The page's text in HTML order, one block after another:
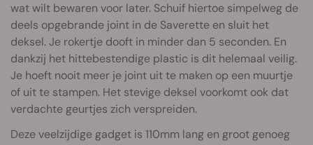
wat wilt bewaren voor later. Schuif hiertoe simpelweg de
deels opgebrande joint in de Saverette en sluit het
deksel. Je rokertje dooft in minder dan 5 seconden. En
dankzij het hittebestendige plastic is dit helemaal veilig.
Je hoeft nooit meer je joint uit te maken op een muurtje
of uit te stampen. Het stevige deksel voorkomt ook dat
verdachte geurtjes zich verspreiden.
Deze veelzijdige gadget is 110mm lang en groot genoeg